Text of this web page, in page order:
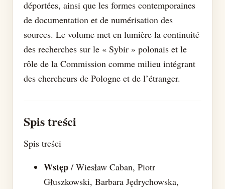
déportées, ainsi que les formes contemporaines
de documentation et de numérisation des
sources. Le volume met en lumière la continuité
des recherches sur le « Sybir » polonais et le
rôle de la Commission comme milieu intégrant
des chercheurs de Pologne et de l’étranger.
Spis treści
Spis treści
Wstęp / Wiesław Caban, Piotr
Głuszkowski, Barbara Jędrychowska,